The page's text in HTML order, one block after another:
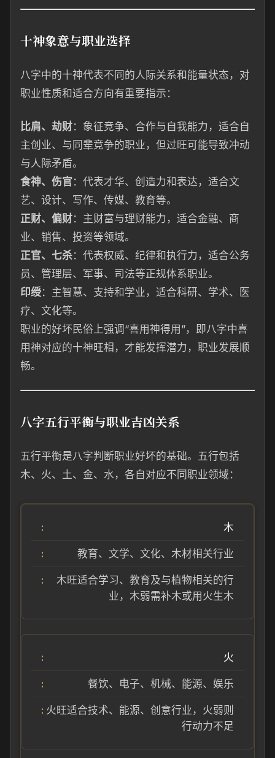
十神象意与职业选择
八字中的十神代表不同的人际关系和能量状态，对
职业性质和适合方向有重要指示：
比肩、劫财：象征竞争、合作与自我能力，适合自
主创业、与同辈竞争的职业，但过旺可能导致冲动
与人际矛盾。
食神、伤官：代表才华、创造力和表达，适合文
艺、设计、写作、传媒、教育等。
正财、偏财：主财富与理财能力，适合金融、商
业、销售、投资等领域。
正官、七杀：代表权威、纪律和执行力，适合公务
员、管理层、军事、司法等正规体系职业。
印绶：主智慧、支持和学业，适合科研、学术、医
疗、文化等。
职业的好坏民俗上强调“喜用神得用”，即八字中喜
用神对应的十神旺相，才能发挥潜力，职业发展顺
畅。
八字五行平衡与职业吉凶关系
五行平衡是八字判断职业好坏的基础。五行包括
木、火、土、金、水，各自对应不同职业领域：
木
教育、文学、文化、木材相关行业
木旺适合学习、教育及与植物相关的行
业，木弱需补木或用火生木
火
餐饮、电子、机械、能源、娱乐
火旺适合技术、能源、创意行业，火弱则
行动力不足